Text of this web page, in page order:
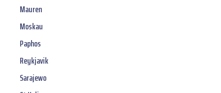
Mauren
Moskau
Paphos
Reykjavik
Sarajewo